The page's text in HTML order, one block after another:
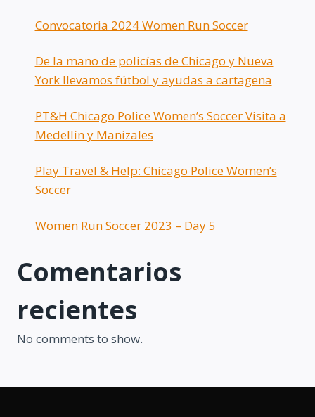
Convocatoria 2024 Women Run Soccer
De la mano de policías de Chicago y Nueva
York llevamos fútbol y ayudas a cartagena
PT&H Chicago Police Women’s Soccer Visita a
Medellín y Manizales
Play Travel & Help: Chicago Police Women’s
Soccer
Women Run Soccer 2023 – Day 5
Comentarios
recientes
No comments to show.